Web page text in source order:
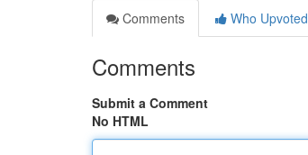
Comments
Who Upvoted
Comments
Submit a Comment
No HTML